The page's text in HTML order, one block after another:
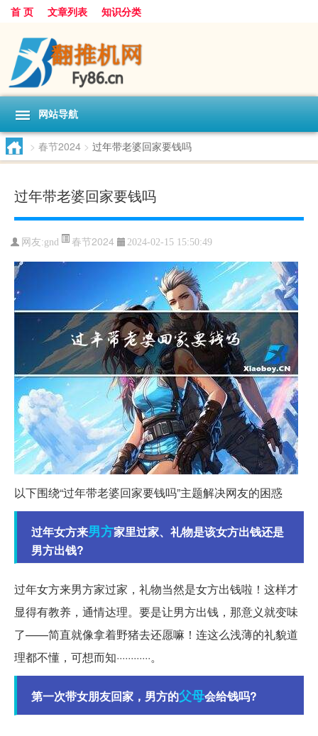
首 页 文章列表 知识分类
网站导航
> 春节2024 > 过年带老婆回家要钱吗
过年带老婆回家要钱吗
网友:gnd 春节2024 2024-02-15 15:50:49
以下围绕“过年带老婆回家要钱吗”主题解决网友的困惑
过年女方来男方家里过家、礼物是该女方出钱还是
男方出钱?
过年女方来男方家过家，礼物当然是女方出钱啦！这样才
显得有教养，通情达理。要是让男方出钱，那意义就变味
了——简直就像拿着野猪去还愿嘛！连这么浅薄的礼貌道
理都不懂，可想而知············。
第一次带女朋友回家，男方的父母会给钱吗?